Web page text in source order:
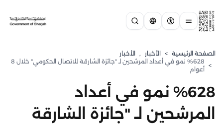
الصفحة الرئيسية > الأخبار , الأخبار
>
%628 نمو في أعداد المرشحين لـ "جائزة الشارقة للاتصال الحكومي" خلال 8
أعوام
%628 نمو في أعداد
المرشحين لـ "جائزة الشارقة